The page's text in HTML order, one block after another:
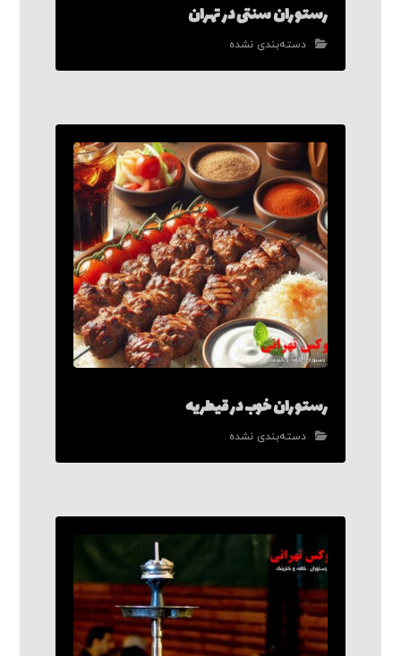
رستوران سنتی در تهران
دسته‌بندی نشده
رستوران خوب در قیطریه
دسته‌بندی نشده